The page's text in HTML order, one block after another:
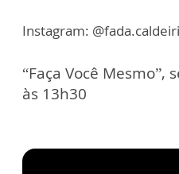
Instagram:
“Faça Você Mesmo”,
às 13h30